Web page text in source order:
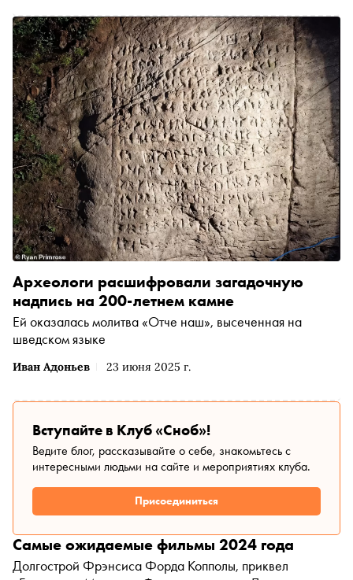
Иван Адоньев 23 июня 2025 г.
Археологи расшифровали загадочную
надпись на 200-летнем камне
Ей оказалась молитва «Отче наш», высеченная на
шведском языке
Вступайте в Клуб «Сноб»!
Ведите блог, рассказывайте о себе, знакомьтесь с
интересными людьми на сайте и мероприятиях клуба.
Присоединиться
Самые ожидаемые фильмы 2024 года
Долгострой Фрэнсиса Форда Копполы, приквел